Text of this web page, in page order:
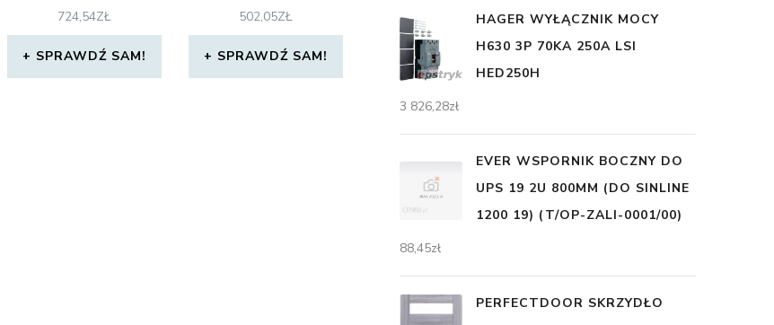
724,54ZŁ
SPRAWDŹ SAM!
502,05ZŁ
SPRAWDŹ SAM!
HAGER WYŁĄCZNIK MOCY
H630 3P 70KA 250A LSI
HED250H
3 826,28zł
EVER WSPORNIK BOCZNY DO
UPS 19 2U 800MM (DO SINLINE
1200 19) (T/OP-ZALI-0001/00)
88,45zł
PERFECTDOOR SKRZYDŁO